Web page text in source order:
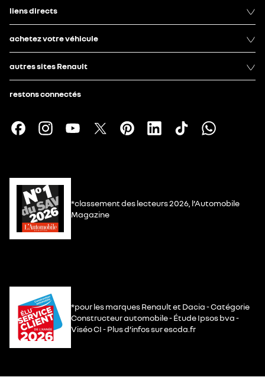
liens directs
achetez votre véhicule
autres sites Renault
restons connectés
*classement des lecteurs 2026, l’Automobile
Magazine
*pour les marques Renault et Dacia - Catégorie
Constructeur automobile - Étude Ipsos bva -
Viséo CI - Plus d’infos sur escda.fr